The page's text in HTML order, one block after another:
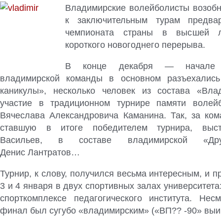
Владимирские волейболисты
к заключительным турам
чемпионата страны в высшей
короткого новогоднего перерыва.
В конце декабря — начале
владимирской команды в основном
каникулы», несколько человек из состава
участие в традиционном турнире памяти
Вячеслава Александровича Каманина. Так, за
ставшую в итоге победителем турнира,
Васильев, в составе владимирской
Денис Лантратов…
Турнир, к слову, получился весьма интересным, и
3 и 4 января в двух спортивных залах
спорткомплексе педагогического института.
финал был сугубо «владимирским» («ВП?? -90»